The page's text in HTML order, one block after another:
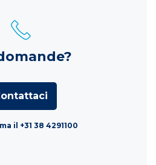
il +31 38 4291100